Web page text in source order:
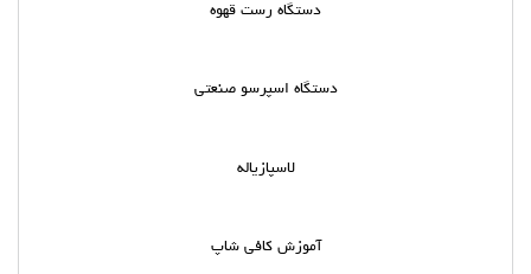
دستگاه رست قهوه
دستگاه اسپرسو صنعتی
لاسپازیاله
آموزش کافی شاپ